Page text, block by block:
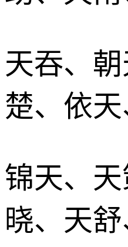
天吞、
楚、依
锦天、
晓、天